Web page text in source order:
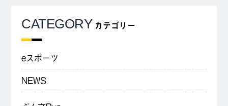
CATEGORY カテゴリー
eスポーツ
NEWS